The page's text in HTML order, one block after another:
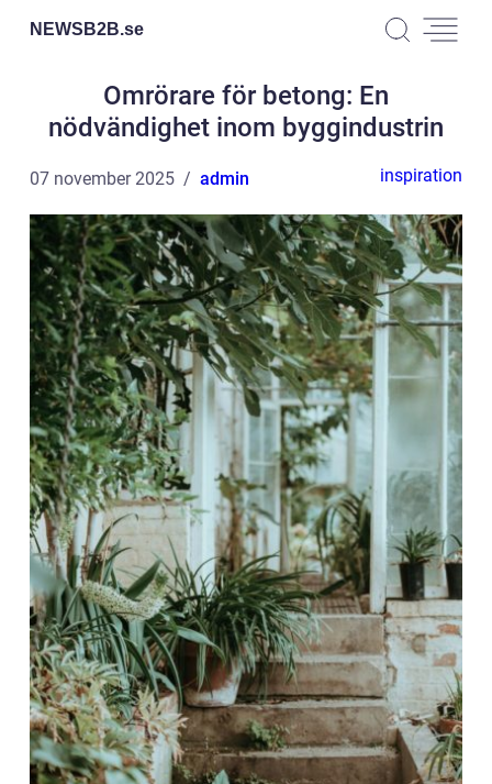
NEWSB2B.se
Omrörare för betong: En
nödvändighet inom byggindustrin
07 november 2025 admin inspiration